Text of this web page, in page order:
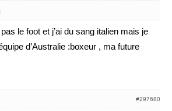
le foot et j’ai du sang italien mais je
d’Australie :boxeur , ma future
#297680